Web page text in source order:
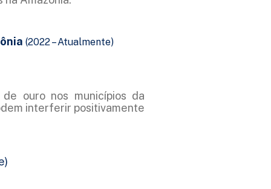
(2022 – Atualmente)
ouro nos municípios da
interferir positivamente